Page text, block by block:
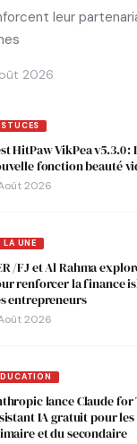
leur
2026
HitPaw VikPea v5.3.0
fonction beauté
2026
LA UNE
/FJ et Al Rahma
renforcer la finance
entrepreneurs
2026
lance Claude for
IA gratuit pour
et du secondaire